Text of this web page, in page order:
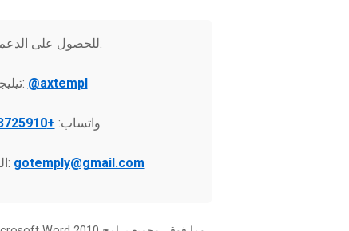
للحصول على الدعم الفني:
تيليجرام: @axtempl
واتساب: +37253725910
البريد الإلكتروني: gotemply@gmail.com